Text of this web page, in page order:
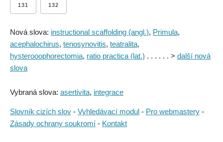
131 132
Nová slova: instructional scaffolding (angl.), Primula,
acephalochirus, tenosynovitis, teatralita,
hysterooophorectomia, ratio practica (lat.) . . . . . . > další nová
slova
Vybraná slova: asertivita, integrace
Slovník cizích slov - Vyhledávací modul - Pro webmastery -
Zásady ochrany soukromí - Kontakt